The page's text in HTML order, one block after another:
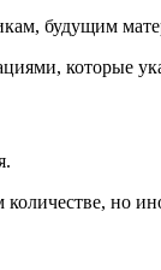
будущим
которые
но